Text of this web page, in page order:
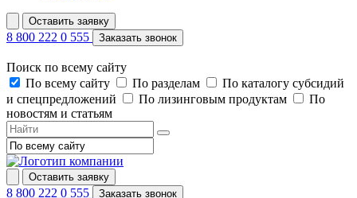
Оставить заявку
8 800 222 0 555 Заказать звонок
Поиск по всему сайту
По всему сайту
По разделам
По каталогу субсидий
и спецпредложений
По лизинговым продуктам
По
новостям и статьям
Оставить заявку
8 800 222 0 555 Заказать звонок